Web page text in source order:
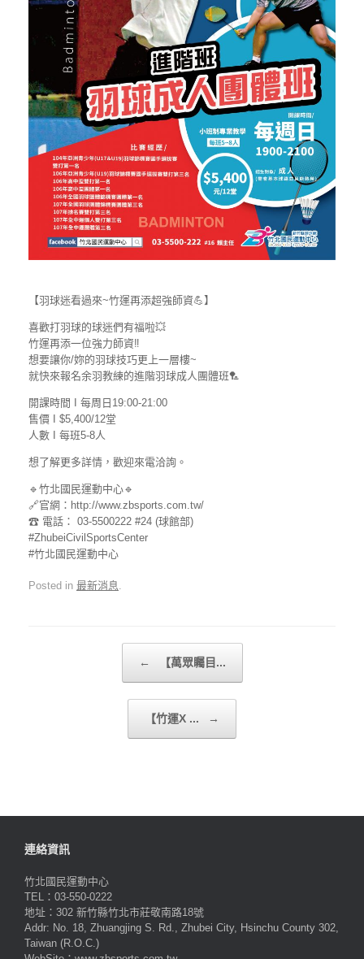
【羽球迷看過來~竹運再添超強師資💪】
喜歡打羽球的球迷們有福啦💥
竹運再添一位強力師資‼
想要讓你/妳的羽球技巧更上一層樓~
就快來報名余羽教練的進階羽球成人團體班🏸
開課時間 I 每周日19:00-21:00
售價 I $5,400/12堂
人數 I 每班5-8人
想了解更多詳情，歡迎來電洽詢。
🔹竹北國民運動中心🔹
🔗官網：http://www.zbsports.com.tw/
☎ 電話： 03-5500222 #24 (球館部)
#ZhubeiCivilSportsCenter
#竹北國民運動中心
Posted in 最新消息.
← 【萬眾矚目...
【竹運X ... →
連絡資訊
竹北國民運動中心
TEL：03-550-0222
地址：302 新竹縣竹北市莊敬南路18號
Addr: No. 18, Zhuangjing S. Rd., Zhubei City, Hsinchu County 302,
Taiwan (R.O.C.)